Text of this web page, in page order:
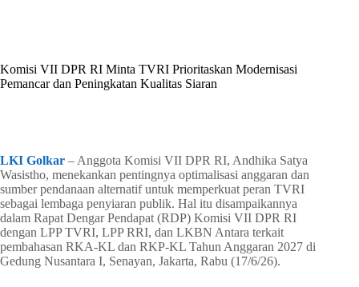
Komisi VII DPR RI Minta TVRI Prioritaskan Modernisasi
Pemancar dan Peningkatan Kualitas Siaran
LKI Golkar – Anggota Komisi VII DPR RI, Andhika Satya
Wasistho, menekankan pentingnya optimalisasi anggaran dan
sumber pendanaan alternatif untuk memperkuat peran TVRI
sebagai lembaga penyiaran publik. Hal itu disampaikannya
dalam Rapat Dengar Pendapat (RDP) Komisi VII DPR RI
dengan LPP TVRI, LPP RRI, dan LKBN Antara terkait
pembahasan RKA-KL dan RKP-KL Tahun Anggaran 2027 di
Gedung Nusantara I, Senayan, Jakarta, Rabu (17/6/26).